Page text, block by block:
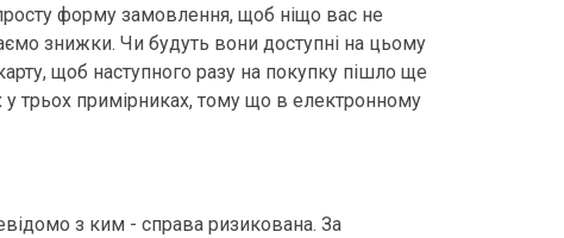
форму замовлення, щоб ніщо вас не
знижки. Чи будуть вони доступні на цьому
щоб наступного разу на покупку пішло ще
трьох примірниках, тому що в електронному
з ким - справа ризикована. За